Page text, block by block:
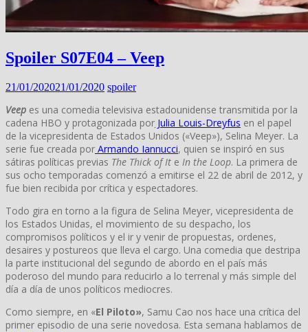
Spoiler S07E04 – Veep
21/01/202021/01/2020 spoiler
Veep es una comedia televisiva estadounidense transmitida por la
cadena HBO y protagonizada por Julia Louis-Dreyfus en el papel
de la vicepresidenta de Estados Unidos («Veep»), Selina Meyer. La
serie fue creada por Armando Iannucci, quien se inspiró en sus
sátiras políticas previas The Thick of It e In the Loop. La primera de
sus ocho temporadas comenzó a emitirse el 22 de abril de 2012, y
fue bien recibida por crítica y espectadores.
Todo gira en torno a la figura de Selina Meyer, vicepresidenta de
los Estados Unidas, el movimiento de su despacho, los
compromisos políticos y el ir y venir de propuestas, ordenes,
desaires y postureos que lleva el cargo. Una comedia que destripa
la parte institucional del segundo de abordo en el país más
poderoso del mundo para reducirlo a lo terrenal y más simple del
día a día de unos políticos mediocres.
Como siempre, en «El Piloto», Samu Cao nos hace una crítica del
primer episodio de una serie novedosa. Esta semana hablamos de